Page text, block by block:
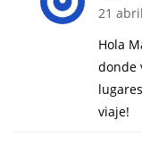
21
Hola
donde
viaje!